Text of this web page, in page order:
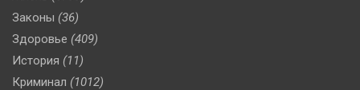
Законы (36)
Здоровье (409)
История (11)
Криминал (1012)